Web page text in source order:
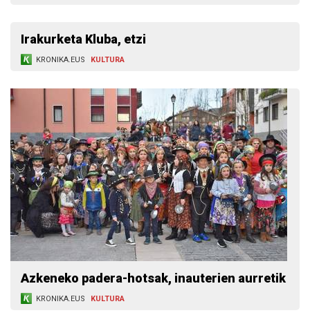
Irakurketa Kluba, etzi
KRONIKA.EUS KULTURA
Azkeneko padera-hotsak, inauterien aurretik
KRONIKA.EUS KULTURA